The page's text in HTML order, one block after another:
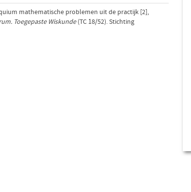
mathematische problemen uit de practijk [2],
Toegepaste Wiskunde(TC 18/52). Stichting